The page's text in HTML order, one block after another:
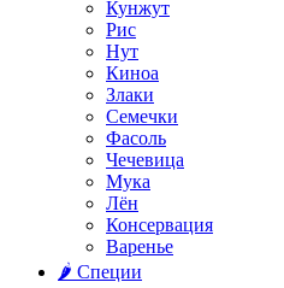
Кунжут
Рис
Нут
Киноа
Злаки
Семечки
Фасоль
Чечевица
Мука
Лён
Консервация
Варенье
🌶️ Специи